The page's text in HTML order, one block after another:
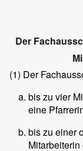
Der
(1) Der
bis zu vier
eine
bis zu einer